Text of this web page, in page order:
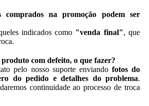
comprados na promoção podem ser
indicados como "venda final", que
com defeito, o que fazer?
pelo nosso suporte enviando fotos do
do pedido e detalhes do problema.
continuidade ao processo de troca